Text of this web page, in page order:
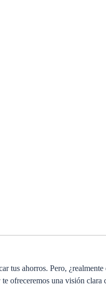
tus ahorros. Pero,
ofreceremos una visión clara